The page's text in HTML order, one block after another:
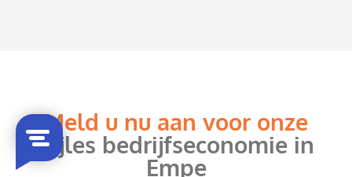
Meld u nu aan voor onze
bijles bedrijfseconomie in
Empe